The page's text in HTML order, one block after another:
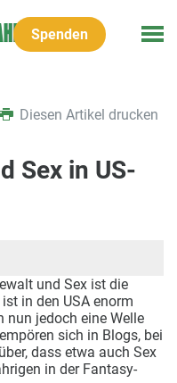
Spenden
Diesen Artikel drucken
Sex in US-
und Sex ist die
in den USA enorm
nun jedoch eine Welle
sich in Blogs, bei
dass etwa auch Sex
in der Fantasy-